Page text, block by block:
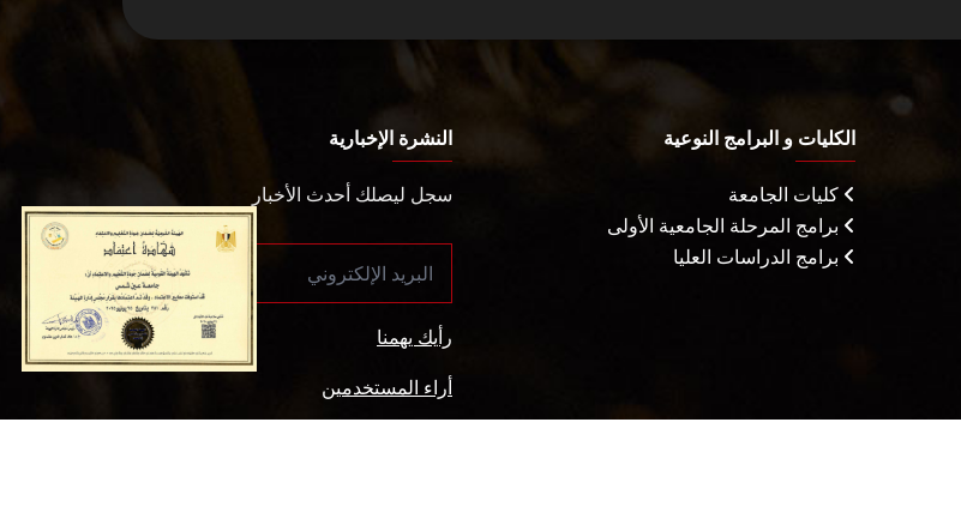
الكليات و البرامج النوعية
كليات الجامعة
برامج المرحلة الجامعية الأولى
برامج الدراسات العليا
النشرة الإخبارية
سجل ليصلك أحدث الأخبار
رأيك يهمنا
أراء المستخدمين